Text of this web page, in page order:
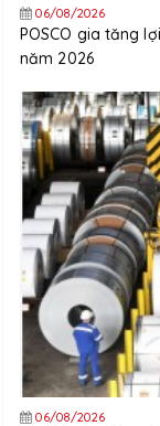
06/08/2026
POSCO gia tăng
năm 2026
06/08/2026